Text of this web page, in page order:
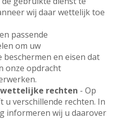
wij daar wettelijk toe
passende
om uw
en eisen dat
onze opdracht
rechten - Op
u verschillende rechten. In
informeren wij u daarover